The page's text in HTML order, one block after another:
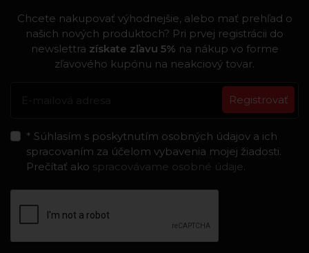
Chcete nakupovať výhodnejšie, alebo mať prehľad o
našich nových produktoch? Pri prvej registrácii do
newslettra získate zľavu 5% na nákup vo forme
zľavového kupónu na neakciový tovar.
Registrovať
* Súhlasím s poskytnutím osobných údajov a ich
spracovaním za účelom vybavenia mojej žiadosti.
Prečítať ako spracovávame osobné údaje.